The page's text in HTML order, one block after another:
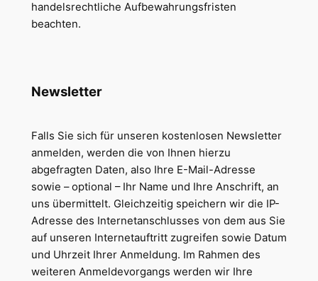
handelsrechtliche Aufbewahrungsfristen
beachten.
Newsletter
Falls Sie sich für unseren kostenlosen Newsletter
anmelden, werden die von Ihnen hierzu
abgefragten Daten, also Ihre E-Mail-Adresse
sowie – optional – Ihr Name und Ihre Anschrift, an
uns übermittelt. Gleichzeitig speichern wir die IP-
Adresse des Internetanschlusses von dem aus Sie
auf unseren Internetauftritt zugreifen sowie Datum
und Uhrzeit Ihrer Anmeldung. Im Rahmen des
weiteren Anmeldevorgangs werden wir Ihre